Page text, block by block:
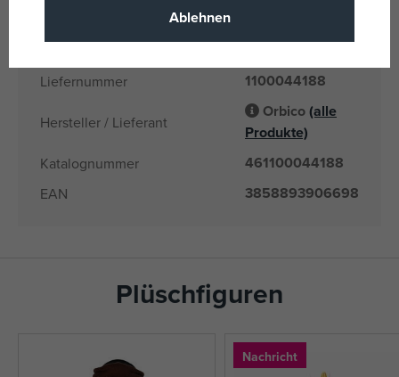
Liefernummer 1100044188
Hersteller / Lieferant
Orbico(alle
Produkte)
Katalognummer 461100044188
EAN 3858893906698
Plüschfiguren
Nachricht
Ablehnen